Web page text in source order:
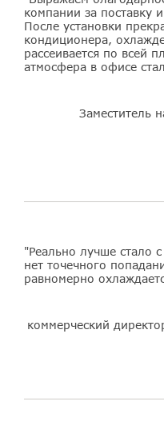
компании за поставку
После установки
кондиционера,
рассеивается по всей
атмосфера в офисе
Заместитель
"Реально лучше стало
нет точечного
равномерно
коммерческий